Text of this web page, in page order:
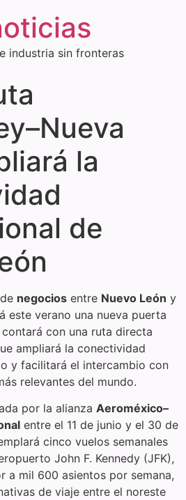
industria sin fronteras
la
de
negocios entre Nuevo León y
este verano una nueva puerta
con una ruta directa
ampliará la conectividad
y facilitará el intercambio con
relevantes del mundo.
por la alianza Aeroméxico–
entre el 11 de junio y el 30 de
cinco vuelos semanales
John F. Kennedy (JFK),
a mil 600 asientos por semana,
de viaje entre el noreste